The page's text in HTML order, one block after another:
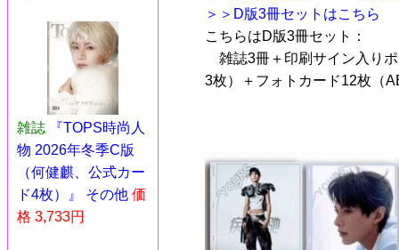
雑誌
『TOPS時尚人
物 2026年冬季C版
（何健麒、公式カー
ド4枚）』 その他 価
格 3,733円
＞＞D版3冊セットはこちら
こちらはD版3冊セット：
雑誌3冊＋印刷サイン入り
3枚）＋フォトカード12枚（